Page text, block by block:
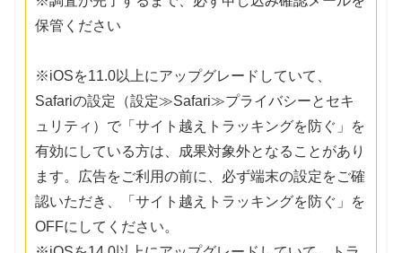
保管ください
※iOSを11.0以上にアップグレードしていて、
Safariの設定（設定≫Safari≫プライバシーとセキ
ュリティ）で「サイト越えトラッキングを防ぐ」を
有効にしている方は、成果対象外となることがあり
ます。広告をご利用の前に、必ず端末の設定をご確
認いただき、「サイト越えトラッキングを防ぐ」を
OFFにしてください。